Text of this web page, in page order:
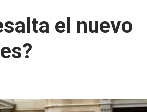
el nuevo